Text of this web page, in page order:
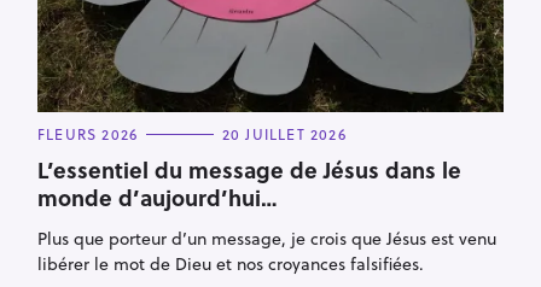
C
T
E
G
O
I
E
S
FLEURS 2026 20 JUILLET 2026
L’essentiel du message de Jésus dans le
monde d’aujourd’hui…
Plus que porteur d’un message, je crois que Jésus est venu
libérer le mot de Dieu et nos croyances falsifiées.